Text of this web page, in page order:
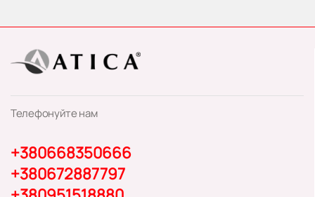
Телефонуйте нам
+380668350666
+380672887797